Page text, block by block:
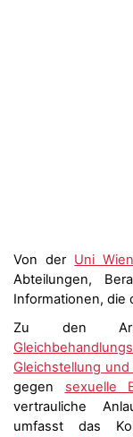
Von der Uni Wien
Abteilungen,
Informationen, die
Zu den
Gleichstellung und
gegen sexuelle
vertrauliche
umfasst das